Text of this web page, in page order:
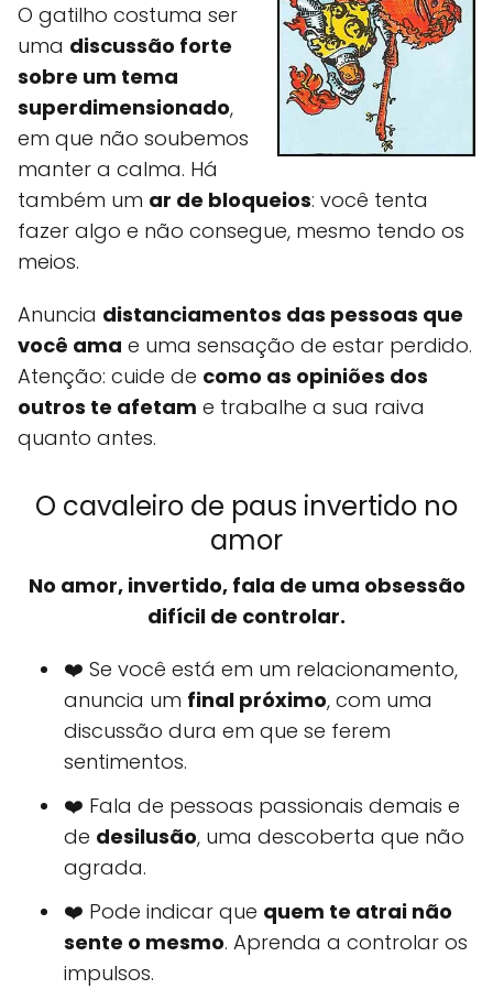
O gatilho costuma ser
uma discussão forte
sobre um tema
superdimensionado,
em que não soubemos
manter a calma. Há
também um ar de bloqueios: você tenta
fazer algo e não consegue, mesmo tendo os
meios.
Anuncia distanciamentos das pessoas que
você ama e uma sensação de estar perdido.
Atenção: cuide de como as opiniões dos
outros te afetam e trabalhe a sua raiva
quanto antes.
O cavaleiro de paus invertido no
amor
No amor, invertido, fala de uma obsessão
difícil de controlar.
❤️ Se você está em um relacionamento,
anuncia um final próximo, com uma
discussão dura em que se ferem
sentimentos.
❤️ Fala de pessoas passionais demais e
de desilusão, uma descoberta que não
agrada.
❤️ Pode indicar que quem te atrai não
sente o mesmo. Aprenda a controlar os
impulsos.